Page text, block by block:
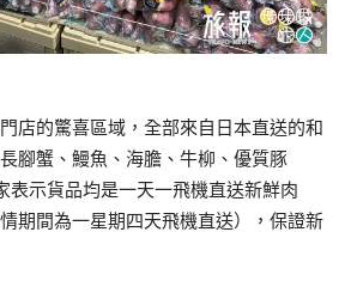
店的驚喜區域，全部來自日本直送的和
腳蟹、鰻魚、海膽、牛柳、優質豚
示貨品均是一天一飛機直送新鮮肉
期間為一星期四天飛機直送），保證新